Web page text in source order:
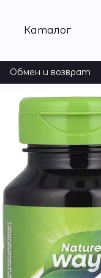
Каталог
Обмен и возврат